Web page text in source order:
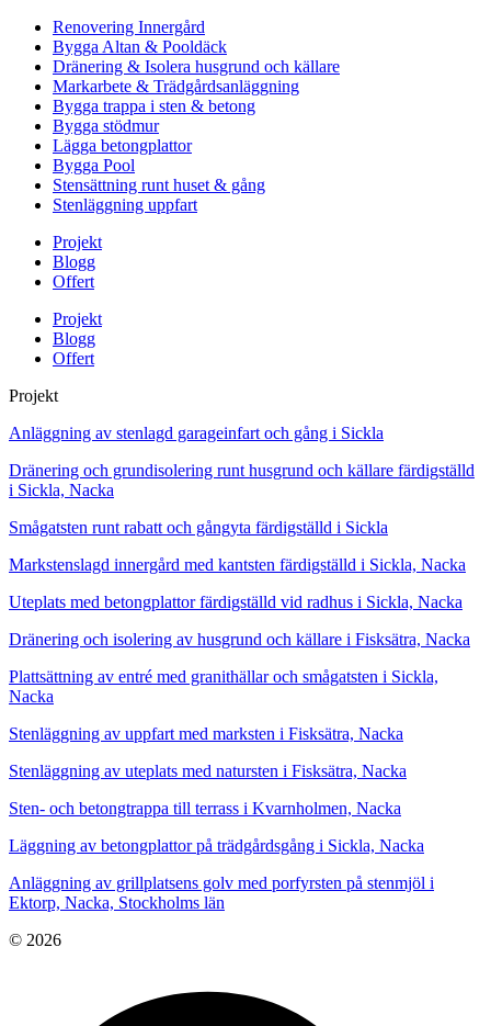
Renovering Innergård
Bygga Altan & Pooldäck
Dränering & Isolera husgrund och källare
Markarbete & Trädgårdsanläggning
Bygga trappa i sten & betong
Bygga stödmur
Lägga betongplattor
Bygga Pool
Stensättning runt huset & gång
Stenläggning uppfart
Projekt
Blogg
Offert
Projekt
Blogg
Offert
Projekt
Anläggning av stenlagd garageinfart och gång i Sickla
Dränering och grundisolering runt husgrund och källare färdigställd
i Sickla, Nacka
Smågatsten runt rabatt och gångyta färdigställd i Sickla
Markstenslagd innergård med kantsten färdigställd i Sickla, Nacka
Uteplats med betongplattor färdigställd vid radhus i Sickla, Nacka
Dränering och isolering av husgrund och källare i Fisksätra, Nacka
Plattsättning av entré med granithällar och smågatsten i Sickla,
Nacka
Stenläggning av uppfart med marksten i Fisksätra, Nacka
Stenläggning av uteplats med natursten i Fisksätra, Nacka
Sten- och betongtrappa till terrass i Kvarnholmen, Nacka
Läggning av betongplattor på trädgårdsgång i Sickla, Nacka
Anläggning av grillplatsens golv med porfyrsten på stenmjöl i
Ektorp, Nacka, Stockholms län
© 2026